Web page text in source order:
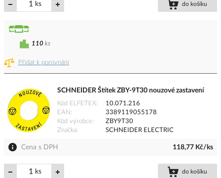
ks do košíku
Přidat k porovnání
110 ks
SCHNEIDER Štítek ZBY-9T30 nouzové zastavení
Kód ELFETEX
10.071.216
EAN
3389119055178
Kód výrobce
ZBY9T30
Značka
SCHNEIDER ELECTRIC
Cena s DPH 118,77 Kč/ks
ks do košíku